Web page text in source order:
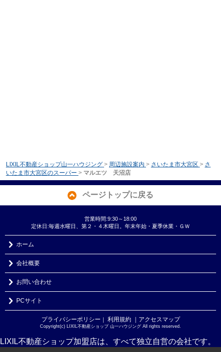
LIXIL不動産ショップ山一ハウジング > 周辺施設案内 > さいたま市大宮区 > さ
いたま市大宮区のスーパー > マルエツ 天沼店
ページトップに戻る
営業時間:9:30～18:00
定休日:毎週水曜日、第２・４木曜日。年末年始・夏季休業・ＧＷ
ホーム
会社概要
お問い合わせ
PCサイト
プライバシーポリシー ｜ 利用規約 ｜アクセスマップ
Copyright(c) LIXIL不動産ショップ 山一ハウジング All rights reserved.
LIXIL不動産ショップ加盟店は、すべて独立自営の会社です。